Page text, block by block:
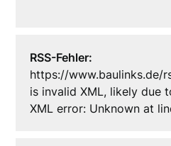
RSS-Fehler:
https://www.baulinks.de/
is invalid XML, likely due
XML error: Unknown at